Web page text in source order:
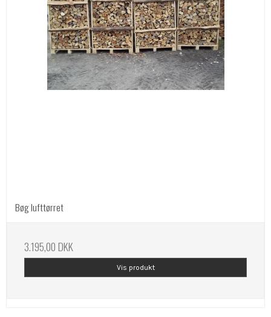
Bøg lufttørret
3.195,00 DKK
Vis produkt